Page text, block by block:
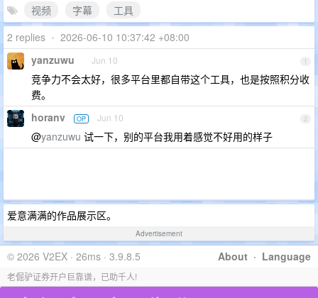
视频 字幕
工具
2 replies • 2026-06-10 10:37:42 +08:00
1
yanzuwu Jun 10
竞争力不会太好，很多平台里都自带这个工具，也是按照积分收
费。
2
horanv OP Jun 10
@yanzuwu 试一下，别的平台我用着感觉不好用的样子
爱意满满的作品展示区。
Advertisement
About · Language
© 2026 V2EX · 26ms · 3.9.8.5
老倔驴证券开户巨靠谱，已助千人!